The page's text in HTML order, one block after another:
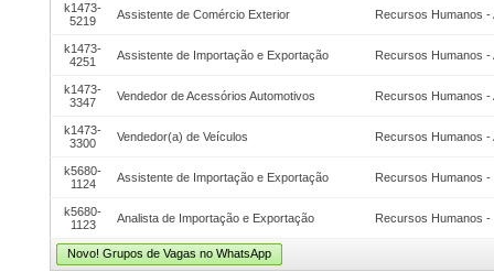
k1473-
5219
Assistente de Comércio Exterior Recursos Humanos -
k1473-
4251
Assistente de Importação e Exportação Recursos Humanos -
k1473-
3347
Vendedor de Acessórios Automotivos Recursos Humanos -
k1473-
3300
Vendedor(a) de Veículos Recursos Humanos -
k5680-
1124
Assistente de Importação e Exportação Recursos Humanos -
k5680-
1123
Analista de Importação e Exportação Recursos Humanos -
Novo! Grupos de Vagas no WhatsApp